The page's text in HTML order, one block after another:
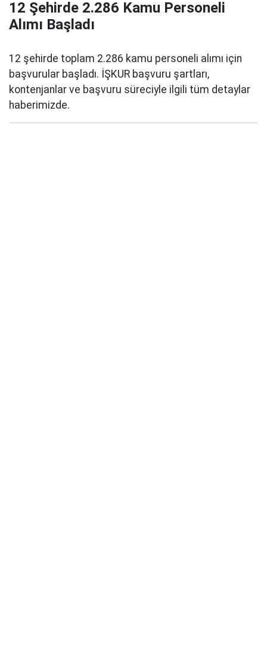
12 Şehirde 2.286 Kamu Personeli
Alımı Başladı
12 şehirde toplam 2.286 kamu personeli alımı için
başvurular başladı. İŞKUR başvuru şartları,
kontenjanlar ve başvuru süreciyle ilgili tüm detaylar
haberimizde.